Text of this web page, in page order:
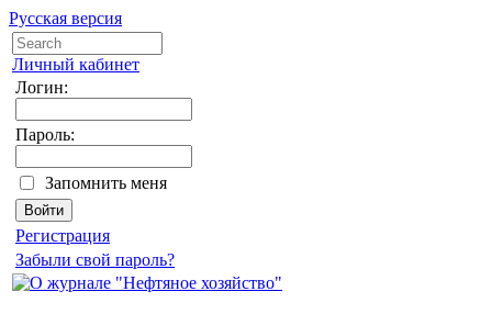
Русская версия
Личный кабинет
Логин:
Пароль:
Запомнить меня
Регистрация
Забыли свой пароль?